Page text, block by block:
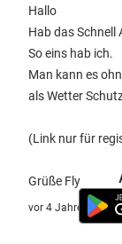
Hallo
Hab das
So eins hab ich.
Man kann es
als Wetter
(Link nur für
Grüße Fly
vor 4 Jahre